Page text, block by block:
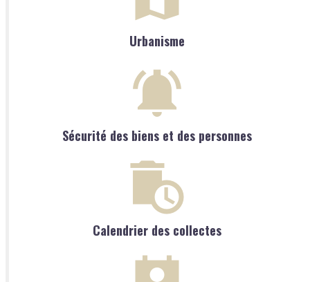
Urbanisme
Sécurité des biens et des personnes
Calendrier des collectes